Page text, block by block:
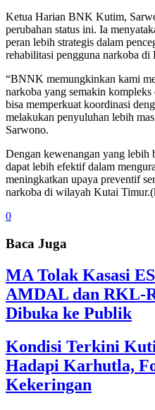
Ketua Harian BNK Kutim,
perubahan status ini. Ia
peran lebih strategis dalam
rehabilitasi pengguna narkoba di
“BNNK memungkinkan kami
narkoba yang semakin
bisa memperkuat koordinasi
melakukan penyuluhan lebih
Sarwono.
Dengan kewenangan yang
dapat lebih efektif dalam
meningkatkan upaya preventif
narkoba di wilayah Kutai
0
Baca Juga
MA Tolak Kasasi
AMDAL dan RKL-
Dibuka ke Publik
Kondisi Terkini
Hadapi Karhutla,
Kekeringan